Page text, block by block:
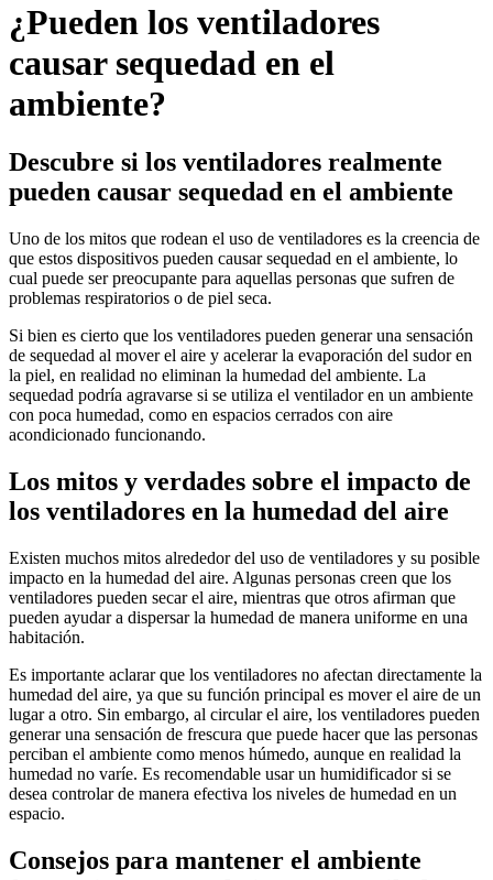
¿Pueden los ventiladores
causar sequedad en el
ambiente?
Descubre si los ventiladores realmente
pueden causar sequedad en el ambiente
Uno de los mitos que rodean el uso de ventiladores es la creencia de
que estos dispositivos pueden causar sequedad en el ambiente, lo
cual puede ser preocupante para aquellas personas que sufren de
problemas respiratorios o de piel seca.
Si bien es cierto que los ventiladores pueden generar una sensación
de sequedad al mover el aire y acelerar la evaporación del sudor en
la piel, en realidad no eliminan la humedad del ambiente. La
sequedad podría agravarse si se utiliza el ventilador en un ambiente
con poca humedad, como en espacios cerrados con aire
acondicionado funcionando.
Los mitos y verdades sobre el impacto de
los ventiladores en la humedad del aire
Existen muchos mitos alrededor del uso de ventiladores y su posible
impacto en la humedad del aire. Algunas personas creen que los
ventiladores pueden secar el aire, mientras que otros afirman que
pueden ayudar a dispersar la humedad de manera uniforme en una
habitación.
Es importante aclarar que los ventiladores no afectan directamente la
humedad del aire, ya que su función principal es mover el aire de un
lugar a otro. Sin embargo, al circular el aire, los ventiladores pueden
generar una sensación de frescura que puede hacer que las personas
perciban el ambiente como menos húmedo, aunque en realidad la
humedad no varíe. Es recomendable usar un humidificador si se
desea controlar de manera efectiva los niveles de humedad en un
espacio.
Consejos para mantener el ambiente